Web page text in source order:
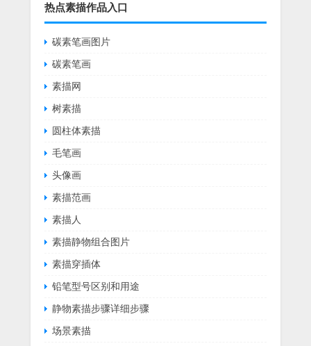
热点素描作品入口
碳素笔画图片
碳素笔画
素描网
树素描
圆柱体素描
毛笔画
头像画
素描范画
素描人
素描静物组合图片
素描穿插体
铅笔型号区别和用途
静物素描步骤详细步骤
场景素描